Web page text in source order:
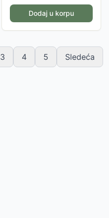
Dodaj u korpu
3 4 5 Sledeća